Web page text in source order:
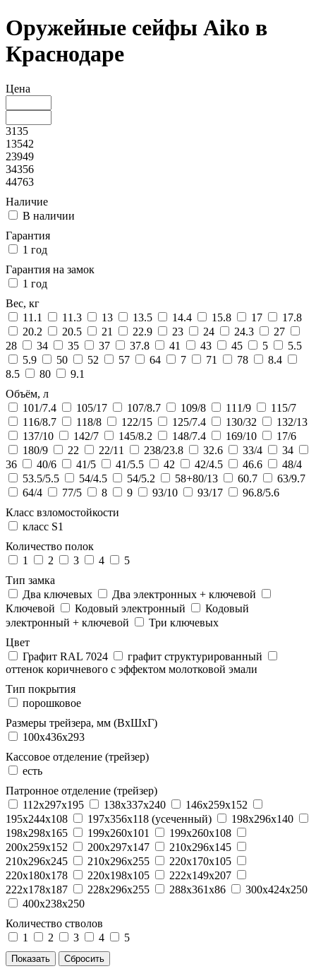
Оружейные сейфы Aiko в
Краснодаре
Цена
3135
13542
23949
34356
44763
Наличие
В наличии
Гарантия
1 год
Гарантия на замок
1 год
Вес, кг
11.1
11.3 13 13.5 14.4 15.8 17
17.8
20.2
20.5 21 22.9 23 24 24.3
27
28
34 35 37 37.8 41 43 45 5
5.5
5.9
50 52 57 64 7 71 78
8.4
8.5
80
9.1
Объём, л
101/7.4
105/17 107/8.7 109/8 111/9
115/7
116/8.7
118/8 122/15 125/7.4 130/32
132/13
137/10
142/7 145/8.2 148/7.4 169/10
17/6
180/9
22 22/11 238/23.8 32.6 33/4
34
36
40/6 41/5 41/5.5 42 42/4.5 46.6
48/4
53.5/5.5
54/4.5 54/5.2 58+80/13 60.7
63/9.7
64/4
77/5 8 9 93/10 93/17
96.8/5.6
Класс взломостойкости
класс S1
Количество полок
1
2 3 4
5
Тип замка
Два ключевых
Два электронныx + ключевой
Ключевой
Кодовый электронный
Кодовый
электронный + ключевой
Три ключевых
Цвет
Графит RAL 7024
графит структурированный
оттенок коричневого с эффектом молотковой эмали
Тип покрытия
порошковое
Размеры трейзера, мм (ВхШхГ)
100x436x293
Кассовое отделение (трейзер)
есть
Патронное отделение (трейзер)
112x297x195
138x337x240
146x259x152
195x244x108
197x356x118 (усеченный)
198x296x140
198x298x165
199x260x101
199x260x108
200x259x152
200x297x147
210x296x145
210x296x245
210x296x255
220x170x105
220x180x178
220x198x105
222x149x207
222x178x187
228x296x255 288x361x86
300x424x250
400x238x250
Количество стволов
1
2 3 4 5